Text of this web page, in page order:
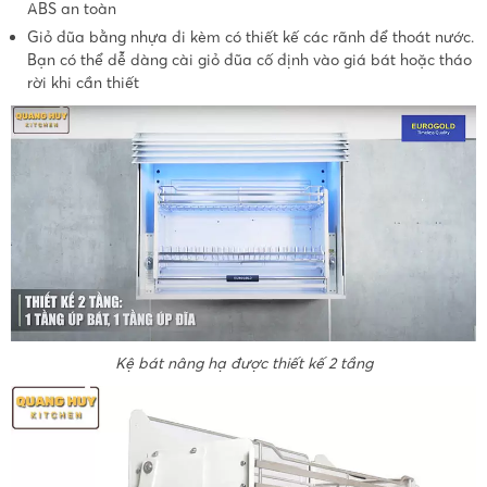
ABS an toàn
Giỏ đũa bằng nhựa đi kèm có thiết kế các rãnh để thoát nước.
Bạn có thể dễ dàng cài giỏ đũa cố định vào giá bát hoặc tháo
rời khi cần thiết
Kệ bát nâng hạ được thiết kế 2 tầng